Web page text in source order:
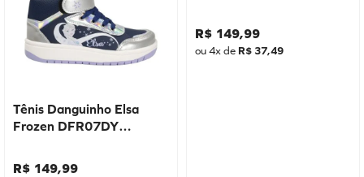
Tênis Danguinho Elsa
Frozen DFR07DY
R$ 149,99
R$ 149,99
ou4x de R$ 37,49